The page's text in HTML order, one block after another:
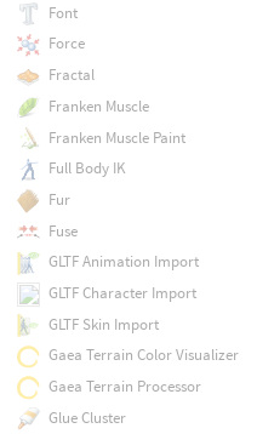
Font
Force
Fractal
Franken Muscle
Franken Muscle Paint
Full Body IK
Fur
Fuse
GLTF Animation Import
GLTF Character Import
GLTF Skin Import
Gaea Terrain Color Visualizer
Gaea Terrain Processor
Glue Cluster